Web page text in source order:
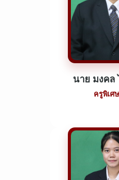
นาย มงคล
ครูพิเศ